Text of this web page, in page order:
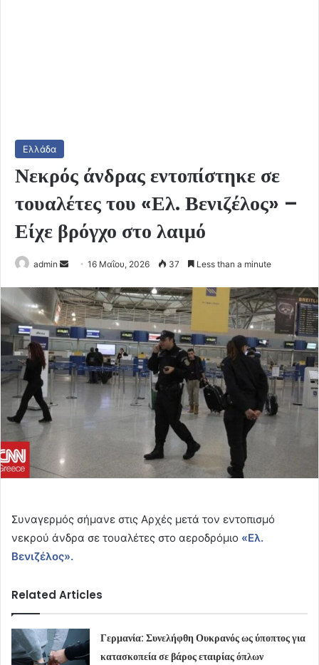
Ελλάδα
Νεκρός άνδρας εντοπίστηκε σε
τουαλέτες του «Ελ. Βενιζέλος» –
Είχε βρόγχο στο λαιμό
admin
Send
email
16 Μαΐου, 2026 37 Less than a minute
Συναγερμός σήμανε στις Αρχές μετά τον εντοπισμό
νεκρού άνδρα σε τουαλέτες στο αεροδρόμιο «Ελ.
Βενιζέλος».
Related Articles
Γερμανία: Συνελήφθη Ουκρανός ως ύποπτος για
κατασκοπεία σε βάρος εταιρίας όπλων